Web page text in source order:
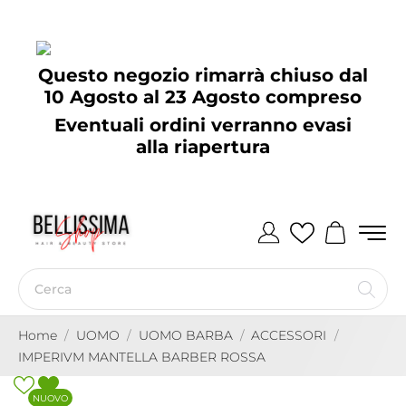
Questo negozio rimarrà chiuso dal
10 Agosto al 23 Agosto compreso
Eventuali ordini verranno evasi
alla riapertura
Home UOMO UOMO BARBA
ACCESSORI
IMPERIVM MANTELLA BARBER ROSSA
NUOVO